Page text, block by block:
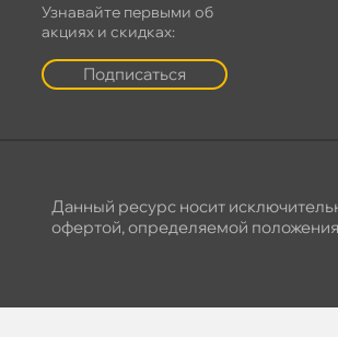
Узнавайте первыми о
акциях и скидках:
Подписаться
Данный ресурс носит
офертой, определяемой